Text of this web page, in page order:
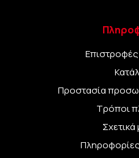
Προστασία
Τρόποι